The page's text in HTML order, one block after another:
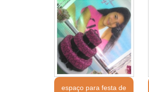
espaço para festa de